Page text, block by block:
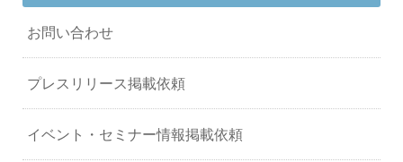
お問い合わせ
プレスリリース掲載依頼
イベント・セミナー情報掲載依頼